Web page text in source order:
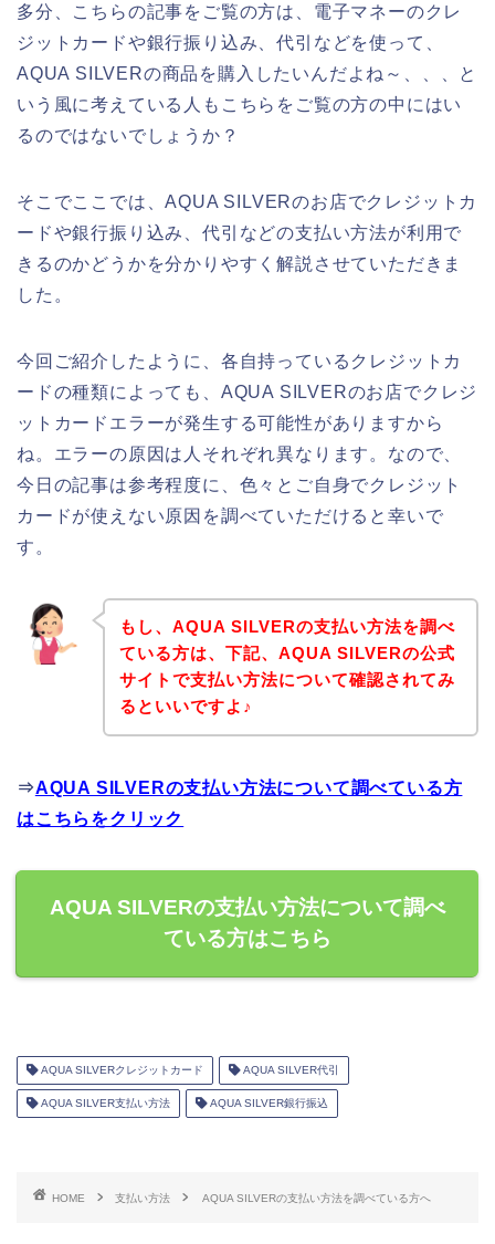
多分、こちらの記事をご覧の方は、電子マネーのクレ
ジットカードや銀行振り込み、代引などを使って、
AQUA SILVERの商品を購入したいんだよね～、、、と
いう風に考えている人もこちらをご覧の方の中にはい
るのではないでしょうか？
そこでここでは、AQUA SILVERのお店でクレジットカ
ードや銀行振り込み、代引などの支払い方法が利用で
きるのかどうかを分かりやすく解説させていただきま
した。
今回ご紹介したように、各自持っているクレジットカ
ードの種類によっても、AQUA SILVERのお店でクレジ
ットカードエラーが発生する可能性がありますから
ね。エラーの原因は人それぞれ異なります。なので、
今日の記事は参考程度に、色々とご自身でクレジット
カードが使えない原因を調べていただけると幸いで
す。
もし、AQUA SILVERの支払い方法を調べ
ている方は、下記、AQUA SILVERの公式
サイトで支払い方法について確認されてみ
るといいですよ♪
⇒AQUA SILVERの支払い方法について調べている方
はこちらをクリック
AQUA SILVERの支払い方法について調べ
ている方はこちら
AQUA SILVERクレジットカード AQUA SILVER代引
AQUA SILVER支払い方法 AQUA SILVER銀行振込
HOME 支払い方法 AQUA SILVERの支払い方法を調べている方へ